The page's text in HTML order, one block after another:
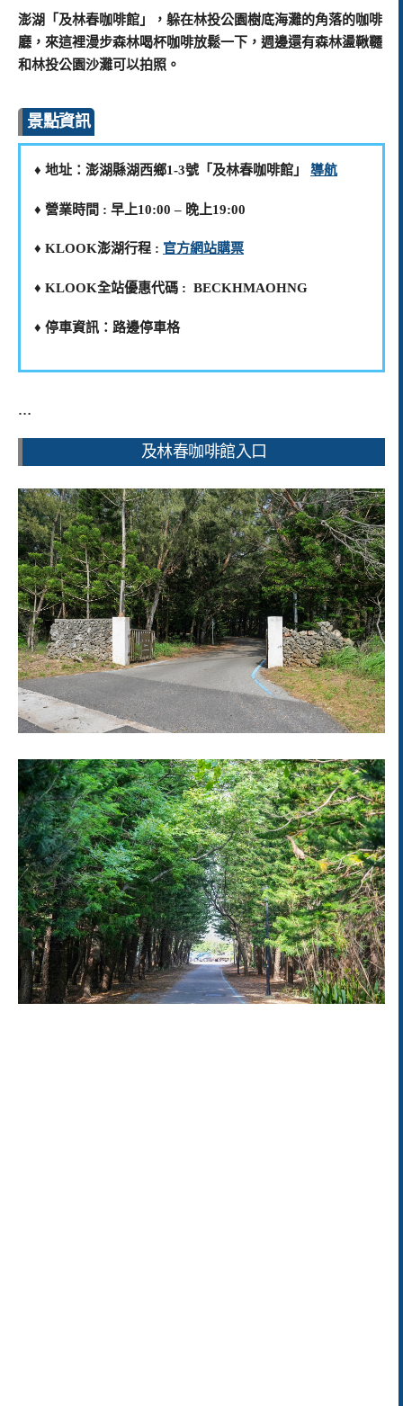
澎湖「及林春咖啡館」，躲在林投公園樹底海灘的角落的咖啡
廳，來這裡漫步森林喝杯咖啡放鬆一下，週邊還有森林盪鞦韆
和林投公園沙灘可以拍照。
景點資訊
♦️ 地址：澎湖縣湖西鄉1-3號「及林春咖啡館」 導航
♦️ 營業時間 : 早上10:00 – 晚上19:00
♦️ KLOOK澎湖行程 : 官方網站購票
♦️ KLOOK全站優惠代碼 : BECKHMAOHNG
♦️ 停車資訊：路邊停車格
…
及林春咖啡館入口